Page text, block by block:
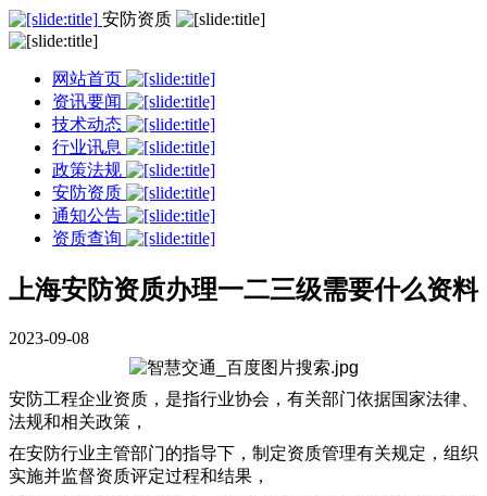
安防资质
网站首页
资讯要闻
技术动态
行业讯息
政策法规
安防资质
通知公告
资质查询
上海安防资质办理一二三级需要什么资料
2023-09-08
安防工程企业资质，是指行业协会，有关部门依据国家法律、
法规和相关政策，
在安防行业主管部门的指导下，制定资质管理有关规定，组织
实施并监督资质评定过程和结果，